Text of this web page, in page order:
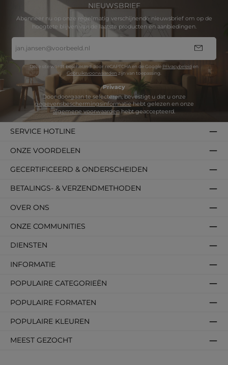
NIEUWSBRIEF
Abonneer nu op onze regelmatig verschijnende nieuwsbrief om op de
hoogtete blijven van de laatste producten en aanbiedingen.
mailadres
*
Deze site wordt beschermd door reCAPTCHA en de Google Privacybeleid en
Gebruiksvoorwaardenzijn van toepassing.
Privacy
gegevensbeschermingsinformatie
algemene voorwaardenhebt geaccepteerd.
SERVICE HOTLINE
DIENSTEN
INFORMATIE
POPULAIRE CATEGORIEËN
POPULAIRE FORMATEN
POPULAIRE KLEUREN
MEEST GEZOCHT
BETALINGS- & VERZENDMETHODEN
OVER ONS
GECERTIFICEERD & ONDERSCHEIDEN
ONZE VOORDELEN
ONZE COMMUNITIES